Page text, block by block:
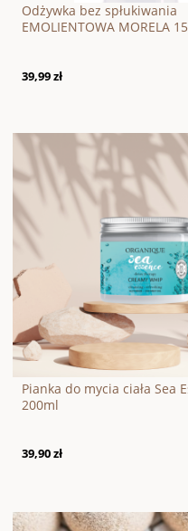
Odżywka bez spłukiwania
EMOLIENTOWA MORELA
39,99 zł
Pianka do mycia ciała Sea
200ml
39,90 zł